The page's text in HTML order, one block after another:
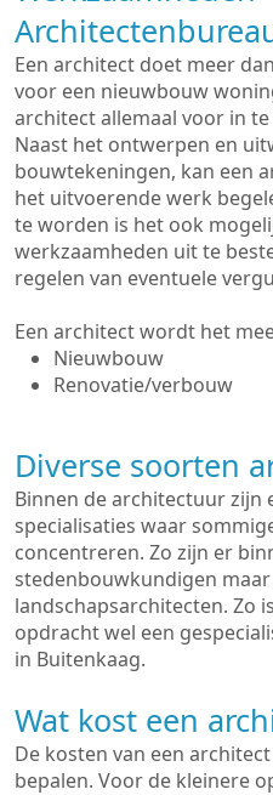
Een architect doet meer
voor een nieuwbouw
architect allemaal voor in te
Naast het ontwerpen en
bouwtekeningen, kan een
het uitvoerende werk
te worden is het ook
werkzaamheden uit te
regelen van eventuele
Een architect wordt het
Nieuwbouw
Renovatie/verbouw
Diverse soorten
Binnen de architectuur zijn
specialisaties waar
concentreren. Zo zijn er
stedenbouwkundigen
landschapsarchitecten. Zo
opdracht wel een
in Buitenkaag.
Wat kost een
De kosten van een
bepalen. Voor de kleinere